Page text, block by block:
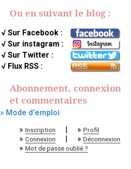
Ou en suivant le blog :
√ Sur Facebook :
√ Sur instagram :
√ Sur Twitter :
√ Flux RSS :
Abonnement, connexion
et commentaires
» Mode d'emploi
» Inscription » Profil
» Connexion » Déconnexion
» Mot de passe oublié ?